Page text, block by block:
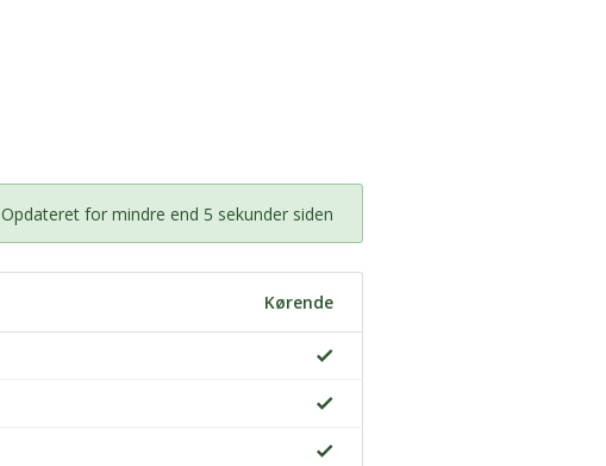
Opdateret for mindre end 5 sekunder siden
Kørende